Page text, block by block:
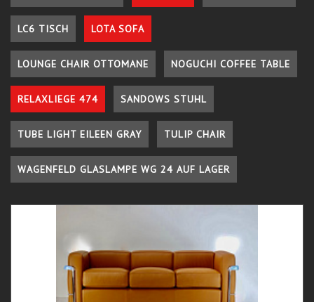
LC6 TISCH LOTA SOFA
LOUNGE CHAIR OTTOMANE NOGUCHI COFFEE TABLE
RELAXLIEGE 474 SANDOWS STUHL
TUBE LIGHT EILEEN GRAY TULIP CHAIR
WAGENFELD GLASLAMPE WG 24 AUF LAGER